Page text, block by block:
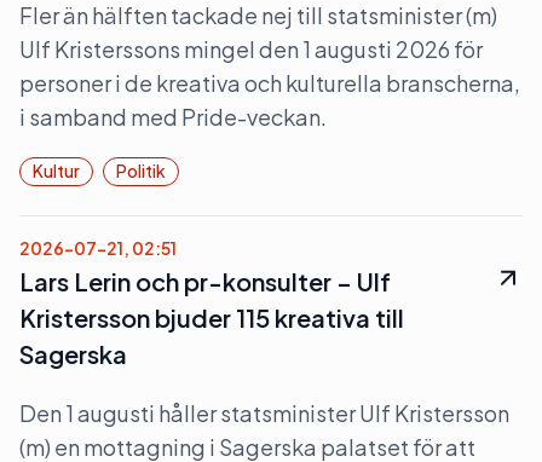
Fler än hälften tackade nej till statsminister (m)
Ulf Kristerssons mingel den 1 augusti 2026 för
personer i de kreativa och kulturella branscherna,
i samband med Pride-veckan.
Kultur Politik
2026-07-21, 02:51
Lars Lerin och pr-konsulter – Ulf
Kristersson bjuder 115 kreativa till
Sagerska
Den 1 augusti håller statsminister Ulf Kristersson
(m) en mottagning i Sagerska palatset för att